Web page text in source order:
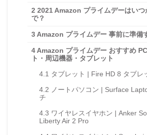
2 2021 Amazon プライムデーはいつ
で？
3 Amazon プライムデー 事前に準備
4 Amazon プライムデー おすすめ
ト・周辺機器・タブレット
4.1 タブレット | Fire HD 8 タブレ
4.2 ノートパソコン | Surface
チ
4.3 ワイヤレスイヤホン | Anker
Liberty Air 2 Pro